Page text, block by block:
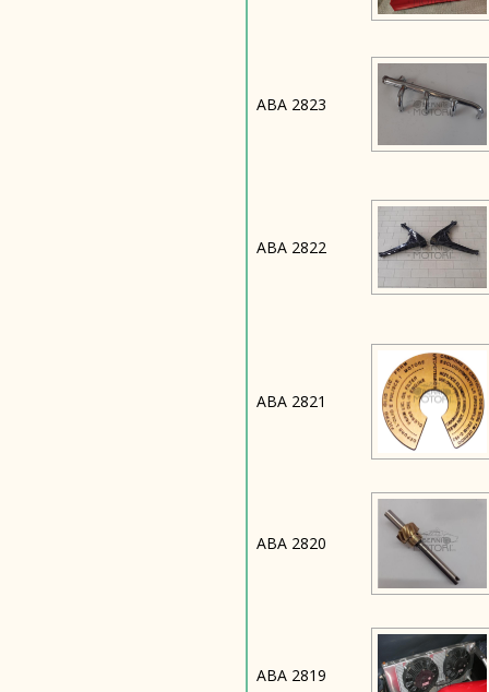
ABA 2823
ABA 2822
ABA 2821
ABA 2820
ABA 2819